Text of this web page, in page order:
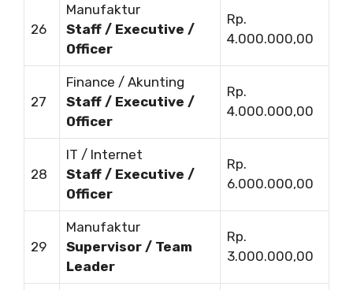
26
Manufaktur
Staff / Executive /
Officer
Rp.
4.000.000,00
27
Finance / Akunting
Staff / Executive /
Officer
Rp.
4.000.000,00
28
IT / Internet
Staff / Executive /
Officer
Rp.
6.000.000,00
29
Manufaktur
Supervisor / Team
Leader
Rp.
3.000.000,00